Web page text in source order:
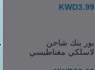
عرض
KWD3.99
بور بنك شاحن
لاسلكي مغناطيسي